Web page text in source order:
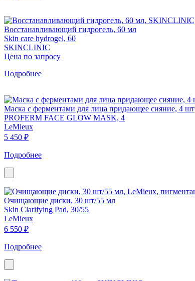
Восстанавливающий гидрогель, 60 мл
Skin care hydrogel, 60
SKINCLINIC
Цена по запросу
Подробнее
Маска с ферментами для лица придающее сияние, 4 шт
PROFERM FACE GLOW MASK, 4
LeMieux
5 450 ₽
Подробнее
Очищающие диски, 30 шт/55 мл
Skin Clarifying Pad, 30/55
LeMieux
6 550 ₽
Подробнее